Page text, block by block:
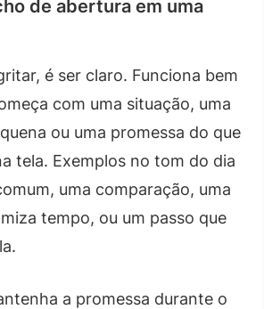
de abertura em uma
é ser claro. Funciona bem
com uma situação, uma
ou uma promessa do que
tela. Exemplos no tom do dia
uma comparação, uma
tempo, ou um passo que
a promessa durante o